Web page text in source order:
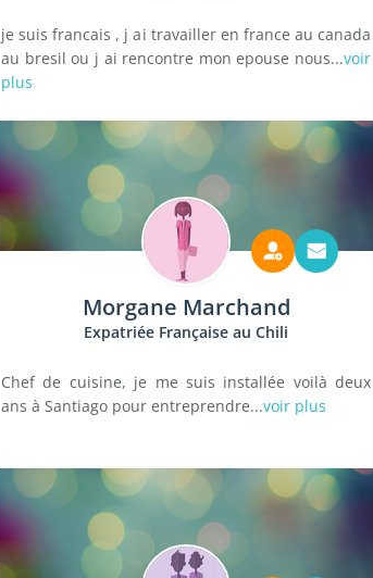
je suis francais , j ai travailler en france au canada
au bresil ou j ai rencontre mon epouse nous...voir
plus
Morgane Marchand
Expatriée Française au Chili
Chef de cuisine, je me suis installée voilà deux
ans à Santiago pour entreprendre...voir plus